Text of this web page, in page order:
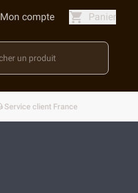
Mon compte Panier
Service client France